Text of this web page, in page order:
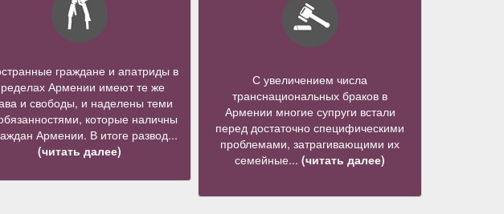
граждане и апатриды в
Армении имеют те же
и свободы, и наделены теми
которые наличны
Армении. В итоге развод...
(читать далее)
С увеличением числа
транснациональных браков в
Армении многие супруги встали
перед достаточно специфическими
проблемами, затрагивающими их
семейные... (читать далее)